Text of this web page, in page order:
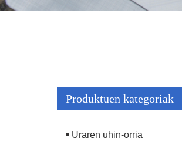
Produktuen kategoriak
Uraren uhin-orria